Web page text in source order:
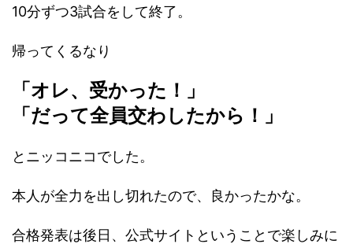
10分ずつ3試合をして終了。
帰ってくるなり
「オレ、受かった！」
「だって全員交わしたから！」
とニッコニコでした。
本人が全力を出し切れたので、良かったかな。
合格発表は後日、公式サイトということで楽しみに